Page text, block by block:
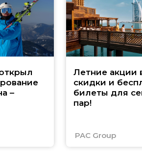
–
Летние акции
скидки и
билеты для
пар!
PAC Group